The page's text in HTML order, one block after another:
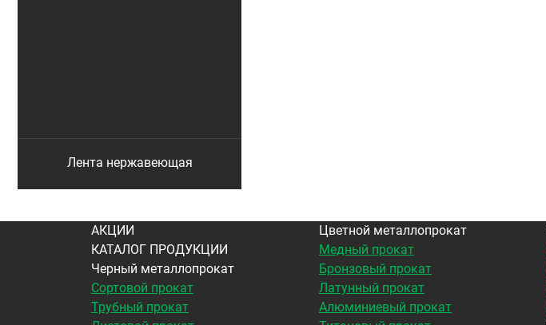
Лента нержавеющая
АКЦИИ
КАТАЛОГ ПРОДУКЦИИ
Черный металлопрокат
Сортовой прокат
Трубный прокат
Цветной металлопрокат
Медный прокат
Бронзовый прокат
Латунный прокат
Алюминиевый прокат